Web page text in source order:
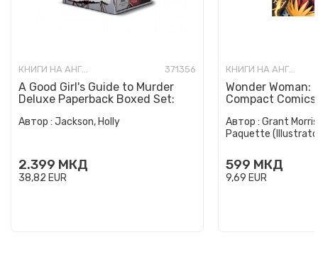
КНИГИ НА АНГЛИСКИ ЈАЗИК 371356
A Good Girl's Guide to Murder
Deluxe Paperback Boxed Set:
Автор : Jackson, Holly
2.399 МКД
38,82 EUR
КНИГИ НА АНГЛИСКИ ЈАЗИК
Wonder Woman:
Compact
Автор : Grant
Paquette
599 МКД
9,69 EUR